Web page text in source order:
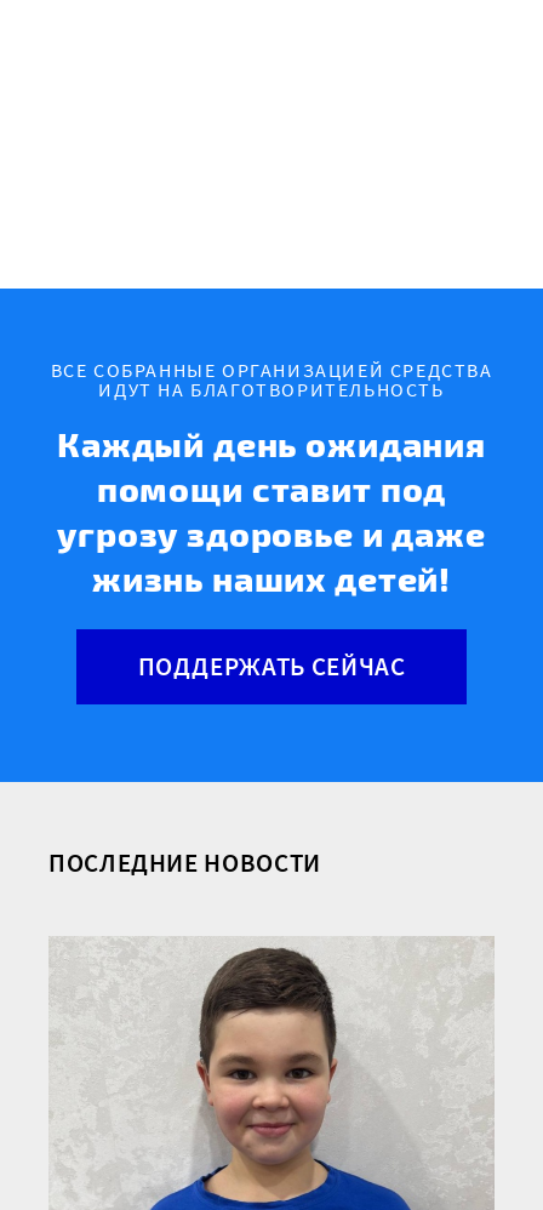
ВСЕ СОБРАННЫЕ ОРГАНИЗАЦИЕЙ СРЕДСТВА
ИДУТ НА БЛАГОТВОРИТЕЛЬНОСТЬ
Каждый день ожидания
помощи ставит под
угрозу здоровье и даже
жизнь наших детей!
ПОДДЕРЖАТЬ СЕЙЧАС
ПОСЛЕДНИЕ НОВОСТИ